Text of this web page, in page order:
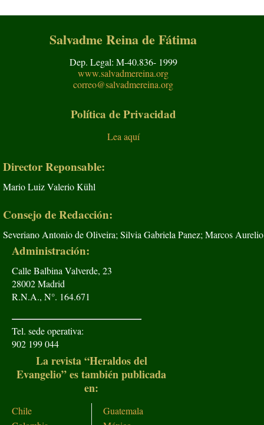
Salvadme Reina de Fátima
Dep. Legal: M-40.836- 1999
www.salvadmereina.org
correo@salvadmereina.org
Política de Privacidad
Lea aquí
Director Reponsable:
Mario Luiz Valerio Kühl
Consejo de Redacción:
Severiano Antonio de Oliveira; Silvia Gabriela Panez; Marcos
Administración:
Calle Balbina Valverde, 23
28002 Madrid
R.N.A., N°. 164.671
Tel. sede operativa:
902 199 044
La revista “Heraldos del
Evangelio” es también publicada
en:
Chile
Guatemala